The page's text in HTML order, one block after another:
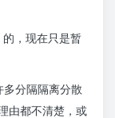
，现在只是暂
分隔隔离分散
由都不清楚，或